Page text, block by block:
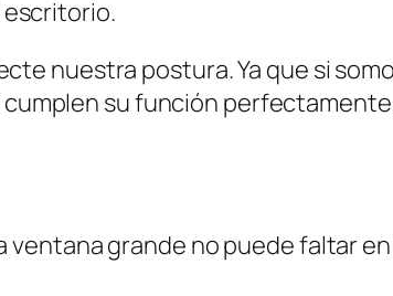
nuestra postura. Ya que si
su función
ventana grande no puede faltar